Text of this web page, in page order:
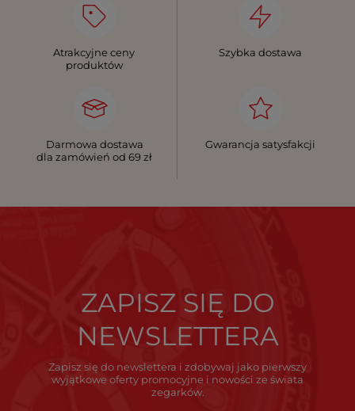
Atrakcyjne ceny
produktów
Szybka dostawa
Darmowa dostawa
dla zamówień od 69 zł
Gwarancja satysfakcji
ZAPISZ SIĘ DO
NEWSLETTERA
Zapisz się do newslettera i zdobywaj jako pierwszy
wyjątkowe oferty promocyjne i nowości ze świata
zegarków.